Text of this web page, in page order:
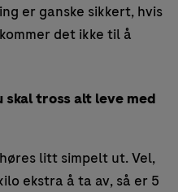
er ganske sikkert, hvis
det ikke til å
tross alt leve med
litt simpelt ut. Vel,
ekstra å ta av, så er 5